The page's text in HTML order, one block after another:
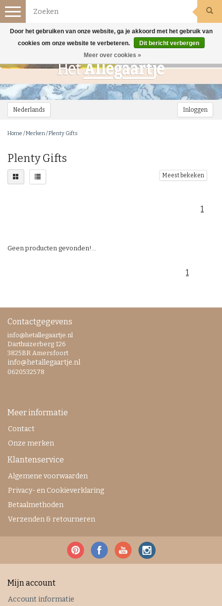
Nederlands Inloggen
Toggle
navigation
Home /Merken/Plenty Gifts
Plenty Gifts
Meest bekeken
1
Geen producten gevonden!...
1
Contactgegevens
info@hetallegaartje.nl
Darthuizerberg 126
3825BR Amersfoort
info@hetallegaartje.nl
0620532578
Meer informatie
Contact
Onze merken
Klantenservice
Algemene voorwaarden
Privacy- en Cookieverklaring
Betaalmethoden
Verzenden & retourneren
Mijn account
Account informatie
Door het gebruiken van onze website, ga je akkoord met het gebruik van
cookies om onze website te verbeteren.
Dit bericht verbergen
Meer over cookies »